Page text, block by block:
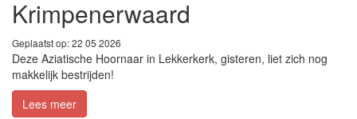
Krimpenerwaard
Geplaatst op: 22 05 2026
Deze Aziatische Hoornaar in Lekkerkerk, gisteren, liet zich nog
makkelijk bestrijden!
Lees meer